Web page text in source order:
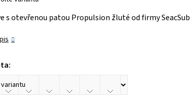
s otevřenou patou Propulsion žluté od firmy SeacSub